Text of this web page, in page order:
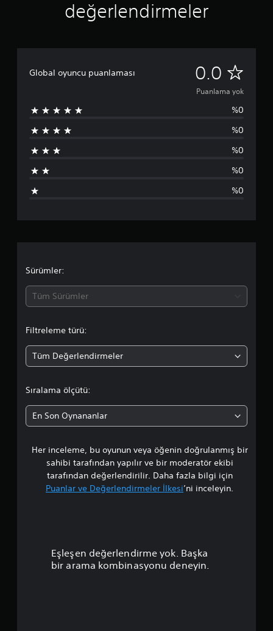
değerlendirmeler
Global oyuncu puanlaması 0.0 P
u
Puanlama yok
%0
%0
%0
%0
%0
Sürümler:
Tüm Sürümler
Filtreleme türü:
Tüm Değerlendirmeler
Sıralama ölçütü:
En Son Oynananlar
Her inceleme, bu oyunun veya öğenin doğrulanmış bir
sahibi tarafından yapılır ve bir moderatör ekibi
tarafından değerlendirilir. Daha fazla bilgi için
Puanlar ve Değerlendirmeler İlkesi’ni inceleyin.
Eşleşen değerlendirme yok. Başka
bir arama kombinasyonu deneyin.